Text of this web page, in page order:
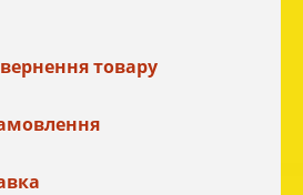
товару